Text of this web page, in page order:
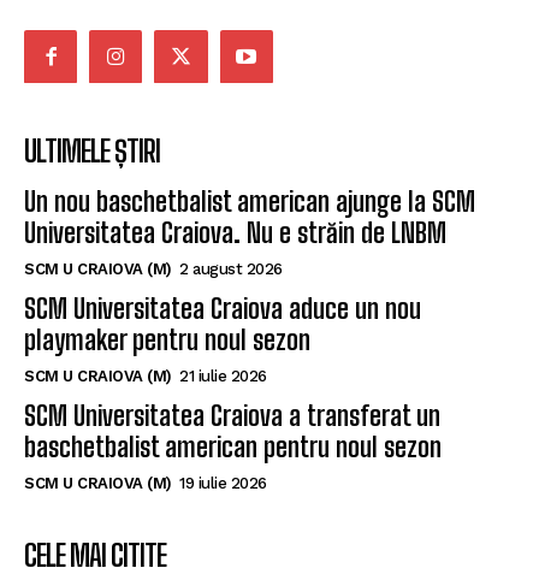
ULTIMELE ȘTIRI
Un nou baschetbalist american ajunge la SCM
Universitatea Craiova. Nu e străin de LNBM
SCM U CRAIOVA (M) 2 august 2026
SCM Universitatea Craiova aduce un nou
playmaker pentru noul sezon
SCM U CRAIOVA (M) 21 iulie 2026
SCM Universitatea Craiova a transferat un
baschetbalist american pentru noul sezon
SCM U CRAIOVA (M) 19 iulie 2026
CELE MAI CITITE